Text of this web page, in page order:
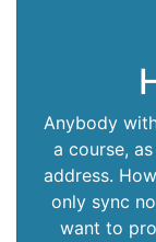
Anybody
a course,
address.
only sync
want to